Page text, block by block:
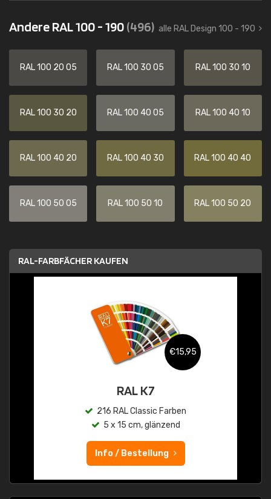
Andere RAL 100 - 190(496) alle RAL Design 100 - 190
RAL 100 20 05 RAL 100 30 05 RAL 100 30 10
RAL 100 30 20 RAL 100 40 05 RAL 100 40 10
RAL 100 40 20 RAL 100 40 30 RAL 100 40 40
RAL 100 50 05 RAL 100 50 10 RAL 100 50 20
RAL-FARBFÄCHER KAUFEN
€15,95
RAL K7
216 RAL Classic Farben
5 x 15 cm, glänzend
Info / Bestellung